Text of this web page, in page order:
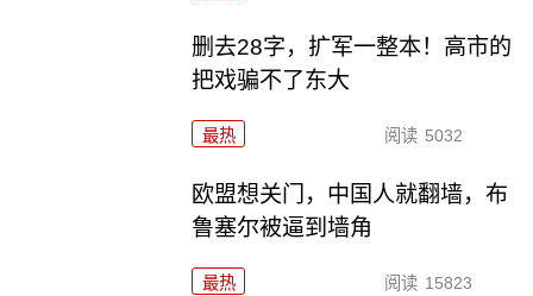
删去28字，扩军一整本！高市的
把戏骗不了东大
最热 阅读 5032
欧盟想关门，中国人就翻墙，布
鲁塞尔被逼到墙角
最热 阅读 15823